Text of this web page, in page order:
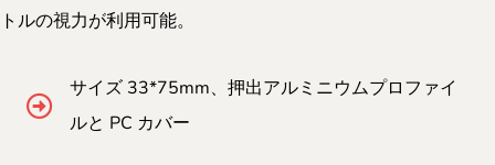
トルの視力が利用可能。
サイズ 33*75mm、押出アルミニウムプロファイ
ルと PC カバー